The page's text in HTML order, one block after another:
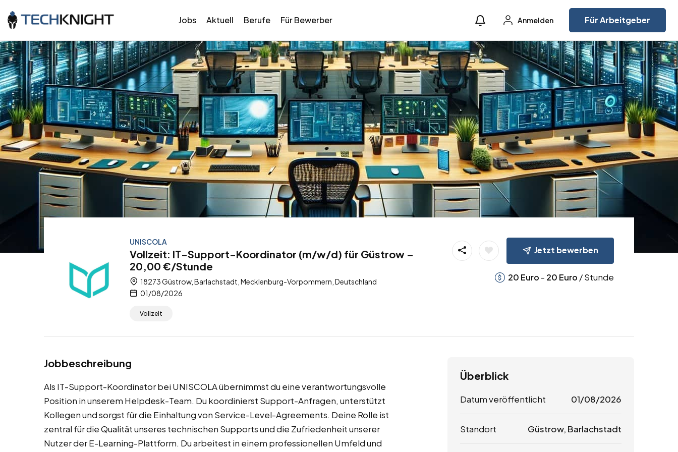
Jobs Aktuell Berufe Für Bewerber Anmelden Für Arbeitgeber
UNISCOLA
Vollzeit: IT-Support-Koordinator (m/w/d) für Güstrow –
20,00 €/Stunde
18273 Güstrow, Barlachstadt, Mecklenburg-Vorpommern, Deutschland
01/08/2026
Vollzeit
Jetzt bewerben
20 Euro - 20 Euro / Stunde
Jobbeschreibung
Als IT-Support-Koordinator bei UNISCOLA übernimmst du eine verantwortungsvolle
Position in unserem Helpdesk-Team. Du koordinierst Support-Anfragen, unterstützt
Kollegen und sorgst für die Einhaltung von Service-Level-Agreements. Deine Rolle ist
zentral für die Qualität unseres technischen Supports und die Zufriedenheit unserer
Nutzer der E-Learning-Plattform. Du arbeitest in einem professionellen Umfeld und
Überblick
Datum veröffentlicht 01/08/2026
Standort Güstrow, Barlachstadt